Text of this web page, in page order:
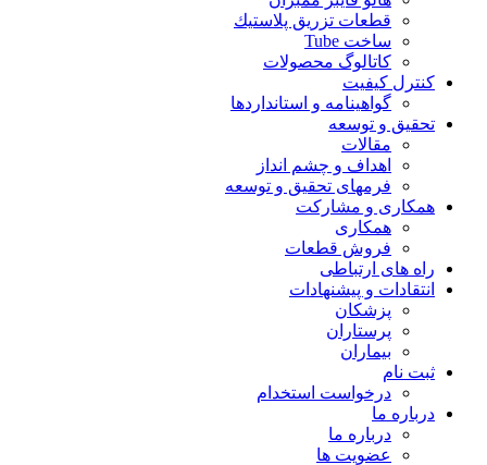
قطعات تزريق پلاستيك
ساخت Tube
کاتالوگ محصولات
کنترل کیفیت
گواهينامه و استانداردها
تحقيق و توسعه
مقالات
اهداف و چشم انداز
فرمهای تحقیق و توسعه
همکاری و مشارکت
همکاری
فروش قطعات
راه های ارتباطی
انتقادات و پيشنهادات
پزشكان
پرستاران
بيماران
ثبت نام
درخواست استخدام
درباره ما
درباره ما
عضویت ها